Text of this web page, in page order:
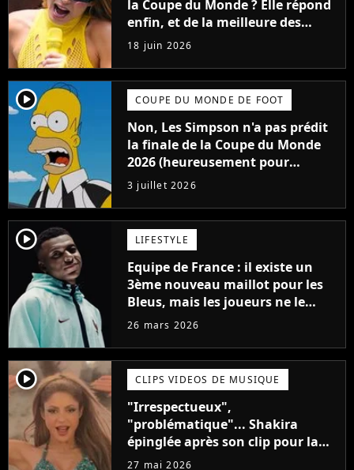
la Coupe du Monde ? Elle répond
enfin, et de la meilleure des
façons !
18 juin 2026
player2 COUPE DU MONDE DE FOOT
Non, Les Simpson n'a pas prédit
la finale de la Coupe du Monde
2026 (heureusement pour
l'Equipe de France)
3 juillet 2026
player2 LIFESTYLE
Equipe de France : il existe un
3ème nouveau maillot pour les
Bleus, mais les joueurs ne le
porteront jamais
26 mars 2026
player2 CLIPS VIDEOS DE MUSIQUE
"Irrespectueux",
"problématique"... Shakira
épinglée après son clip pour la
Coupe du Monde
27 mai 2026